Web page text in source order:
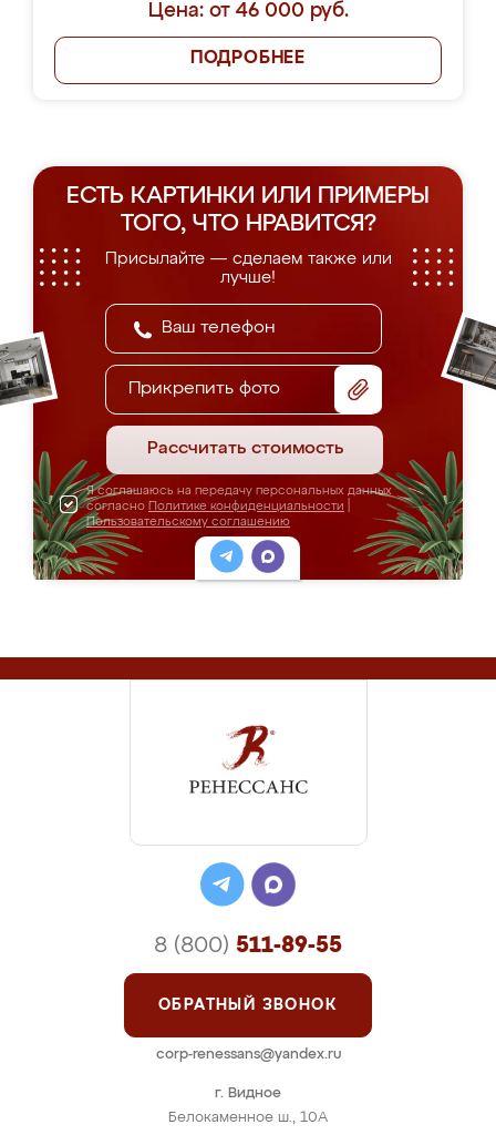
Цена: от 46 000 руб.
ПОДРОБНЕЕ
ЕСТЬ КАРТИНКИ ИЛИ ПРИМЕРЫ
ТОГО, ЧТО НРАВИТСЯ?
Присылайте — сделаем также или
лучше!
Прикрепить фото
Рассчитать стоимость
Я соглашаюсь на передачу персональных данных
согласно Политике конфиденциальности
Пользовательскому соглашению
г. Видное
Белокаменное ш., 10А
8 (800) 511-89-55
ОБРАТНЫЙ ЗВОНОК
corp-renessans@yandex.ru